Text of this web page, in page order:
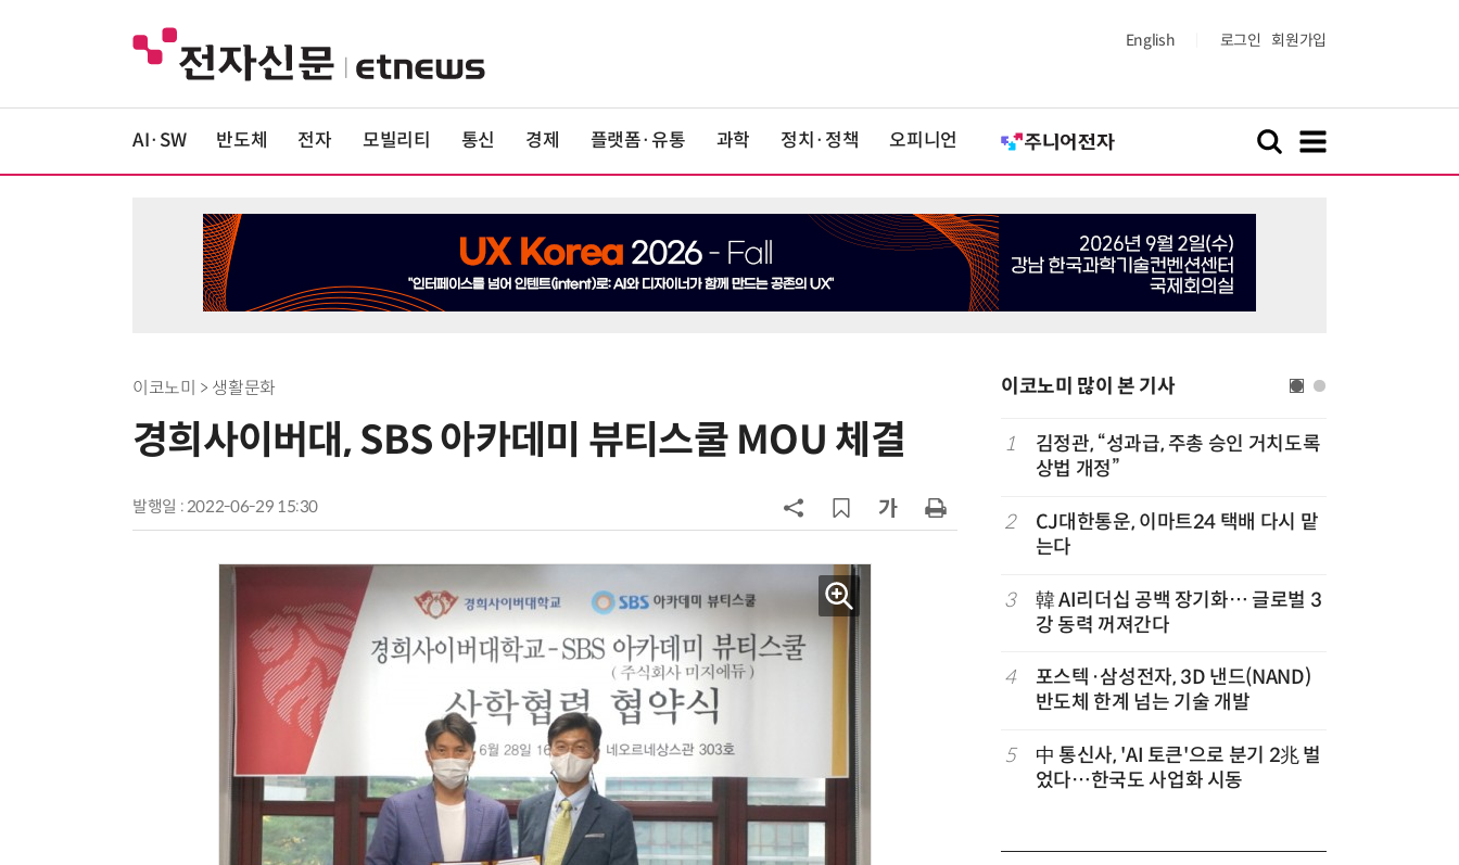
English 로그인 회원가입
AI·SW 반도체 전자 모빌리티 통신 경제 플랫폼·유통 과학 정치·정책 오피니언
이코노미 > 생활문화
경희사이버대, SBS 아카데미 뷰티스쿨 MOU 체결
발행일 : 2022-06-29 15:30
이코노미 많이 본 기사
6
1000원 커피·45㎝ 피자…트레이
호남권 반도체 유례없는 '속도전'…
'2030년 6월 양산' 목표
8
[신차 드라이브] BYD, PHEV '씨라이
언 6 DM-i'
9
오픈AI 첫 AI 기기 윤곽…'도넛 모
양'에 가격은 300~400달러
10 산업부, 한화오션·에코프로비엠 등
5개사 '슈퍼 을(乙)' 선정
1
김정관, “성과급, 주총 승인 거치도록
상법 개정”
2
CJ대한통운, 이마트24 택배 다시 맡
는다
3
韓 AI리더십 공백 장기화… 글로벌 3
강 동력 꺼져간다
4
포스텍·삼성전자, 3D 낸드(NAND)
반도체 한계 넘는 기술 개발
5
中 통신사, 'AI 토큰'으로 분기 2兆 벌
었다…한국도 사업화 시동